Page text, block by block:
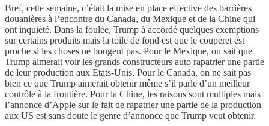
Bref, cette semaine, c’était la mise en place effective des barrières
douanières à l’encontre du Canada, du Mexique et de la Chine qui
ont inquiété. Dans la foulée, Trump à accordé quelques exemptions
sur certains produits mais la toile de fond est que le couperet est
proche si les choses ne bougent pas. Pour le Mexique, on sait que
Trump aimerait voir les grands constructeurs auto rapatrier une partie
de leur production aux Etats-Unis. Pour le Canada, on ne sait pas
bien ce que Trump aimerait obtenir même s’il parle d’un meilleur
contrôle à la frontière. Pour la Chine, les raisons sont multiples mais
l’annonce d’Apple sur le fait de rapatrier une partie de la production
aux US est sans doute le genre d’annonce que Trump veut obtenir.